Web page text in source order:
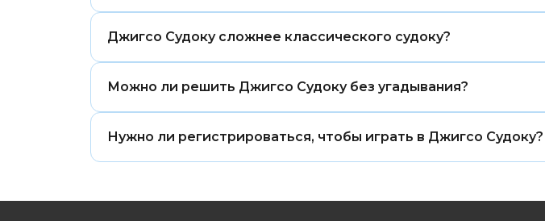
одному разу, даже если форма не квадратная.
Джигсо Судоку сложнее классического судоку?
границами, логика становится похожей на классическое судоку.
Можно ли решить Джигсо Судоку без угадывания?
вывода.
Нужно ли регистрироваться, чтобы играть в Джигсо Судоку?